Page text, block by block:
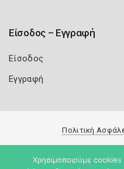
Είσοδος – Εγγραφή
Είσοδος
Εγγραφή
Πολιτική
Copyright
Χρησιμοποιούμε